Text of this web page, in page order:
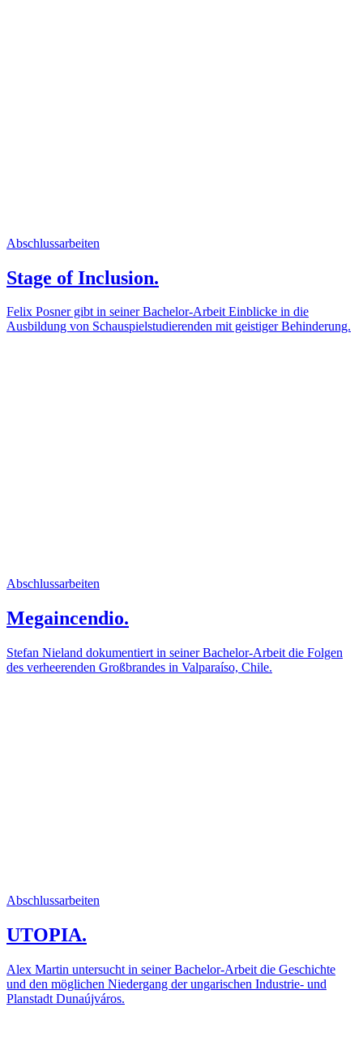
Abschlussarbeiten
Stage of Inclusion.
Felix Posner gibt in seiner Bachelor-Arbeit Einblicke in die
Ausbildung von Schauspielstudierenden mit geistiger Behinderung.
Abschlussarbeiten
Megaincendio.
Stefan Nieland dokumentiert in seiner Bachelor-Arbeit die Folgen
des verheerenden Großbrandes in Valparaíso, Chile.
Abschlussarbeiten
UTOPIA.
Alex Martin untersucht in seiner Bachelor-Arbeit die Geschichte
und den möglichen Niedergang der ungarischen Industrie- und
Planstadt Dunaújváros.